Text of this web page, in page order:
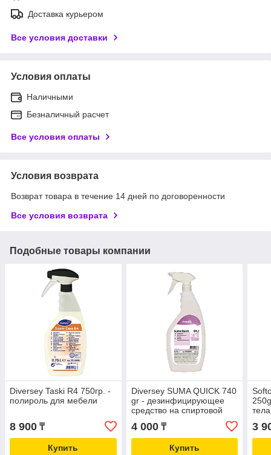
Доставка курьером
Все условия доставки
Условия оплаты
Наличными
Безналичный расчет
Все условия оплаты
Условия возврата
Возврат товара в течение 14 дней по договоренности
Все условия возврата
Подобные товары компании
Diversey Taski R4 750гр. -
полироль для мебели
8 900 ₸
Купить
Diversey SUMA QUICK 740
gr - дезинфицирующее
средство на спиртовой
4 000₸
Купить
тела
3